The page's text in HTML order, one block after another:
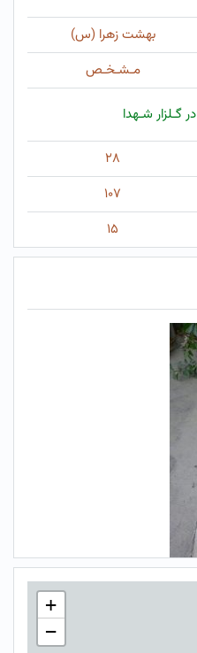
بهشت زهرا (س)
مـشـخـص
در گـلزار شـهدا
۲۸
۱۰۷
۱۵
+
−